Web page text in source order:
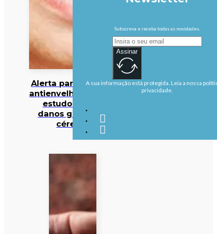
Alerta para cocktail
antienvelhecimento:
estudo deteta
danos graves no
cérebro
Subscreva e receba todas as novidades.
Assinar
A sua informação está protegida. Leia a nossa
privacidade.